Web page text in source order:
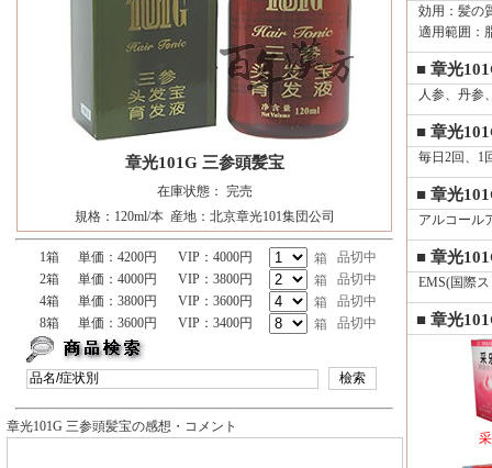
章光101G 三参頭髪宝
在庫状態： 完売
規格：120ml/本 産地：北京章光101集団公司
1箱 単価：4200円 VIP：4000円 箱 品切中
2箱
単価：4000円 VIP：3800円 箱 品切中
4箱
単価：3800円 VIP：3600円 箱 品切中
8箱
単価：3600円 VIP：3400円 箱 品切中
章光101G 三参頭髪宝の感想・コメント
効用：髪の
適用範囲：
■ 章光
人参、丹参
■ 章光
毎日2回、1
■ 章光
アルコール
■ 章光
EMS(国際
■ 章光